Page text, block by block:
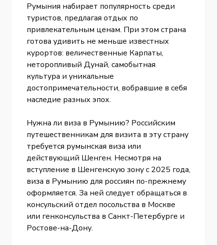
Румыния набирает популярность среди
туристов, предлагая отдых по
привлекательным ценам. При этом страна
готова удивить не меньше известных
курортов: величественные Карпаты,
неторопливый Дунай, самобытная
культура и уникальные
достопримечательности, вобравшие в себя
наследие разных эпох.
Нужна ли виза в Румынию? Российским
путешественникам для визита в эту страну
требуется румынская виза или
действующий Шенген. Несмотря на
вступление в Шенгенскую зону с 2025 года,
виза в Румынию для россиян по-прежнему
оформляется. За ней следует обращаться в
консульский отдел посольства в Москве
или генконсульства в Санкт-Петербурге и
Ростове-на-Дону.